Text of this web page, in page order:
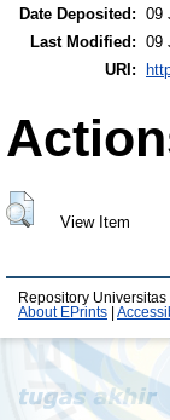
Date Deposited: 09
Last Modified: 09
URI:
View Item
Repository
About EPrints